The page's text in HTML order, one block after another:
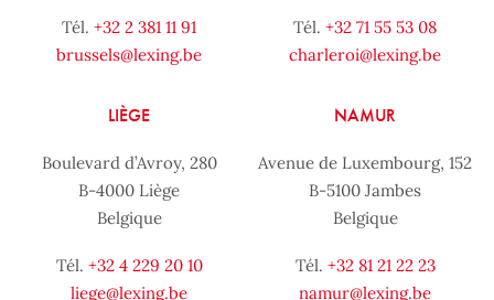
Tél. +32 2 381 11 91
brussels@lexing.be
Tél. +32 71 55 53 08
charleroi@lexing.be
LIÈGE
Boulevard d’Avroy, 280
B-4000 Liège
Belgique
Tél. +32 4 229 20 10
liege@lexing.be
NAMUR
Avenue de Luxembourg, 152
B-5100 Jambes
Belgique
Tél. +32 81 21 22 23
namur@lexing.be